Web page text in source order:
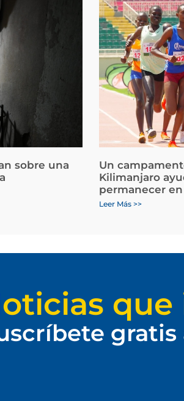
sobre una
Un
Kilimanjaro
permanecer
Leer Más >>